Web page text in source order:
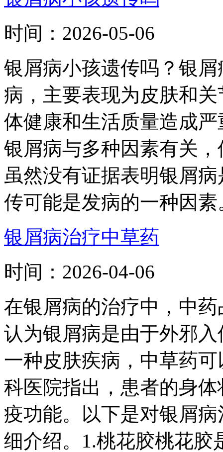
时间： 2026-05-06
银屑病小孩遗传吗？银
病，主要表现为皮肤和
体健康和生活质量造成
银屑病与多种因素有关
虽然没有证据表明银屑
传可能是发病的一种因素
银屑病治疗中草药
时间： 2026-04-06
在银屑病的治疗中，中
认为银屑病是由于外邪
一种皮肤疾病，中草药
科医院指出，患者的身
疫功能。以下是对银屑
细介绍。1.桃花胶桃花胶